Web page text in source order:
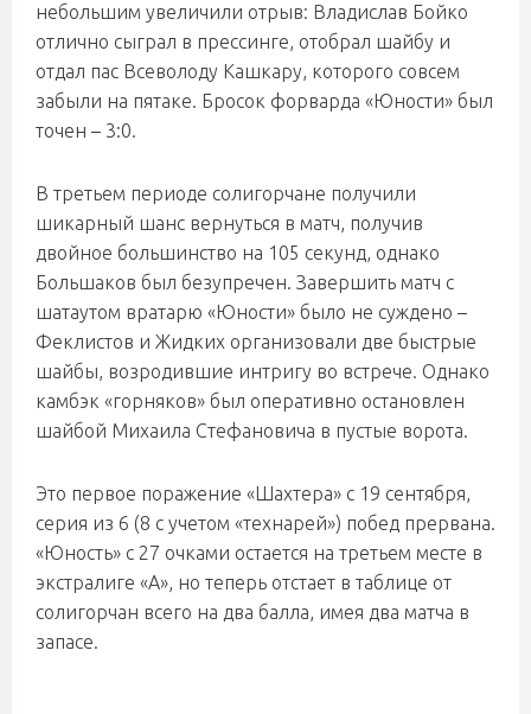
небольшим увеличили отрыв: Владислав Бойко
отлично сыграл в прессинге, отобрал шайбу и
отдал пас Всеволоду Кашкару, которого совсем
забыли на пятаке. Бросок форварда «Юности» был
точен – 3:0.
В третьем периоде солигорчане получили
шикарный шанс вернуться в матч, получив
двойное большинство на 105 секунд, однако
Большаков был безупречен. Завершить матч с
шатаутом вратарю «Юности» было не суждено –
Феклистов и Жидких организовали две быстрые
шайбы, возродившие интригу во встрече. Однако
камбэк «горняков» был оперативно остановлен
шайбой Михаила Стефановича в пустые ворота.
Это первое поражение «Шахтера» с 19 сентября,
серия из 6 (8 с учетом «технарей») побед прервана.
«Юность» с 27 очками остается на третьем месте в
экстралиге «А», но теперь отстает в таблице от
солигорчан всего на два балла, имея два матча в
запасе.